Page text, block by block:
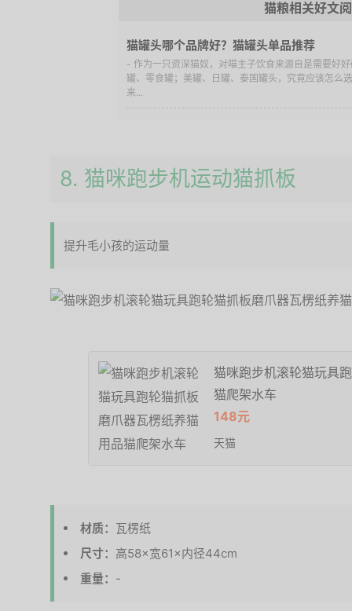
猫粮相关好文
猫罐头哪个品牌好？猫罐头单品推荐
- 作为一只资深猫奴，对喵主子饮食来源自是需要好
罐、零食罐；美罐、日罐、泰国罐头，究竟应该怎么
来...
8. 猫咪跑步机运动猫抓板
提升毛小孩的运动量
猫咪跑步机滚轮猫玩具
猫爬架水车
148元
天猫
材质： 瓦楞纸
尺寸： 高58×宽61×内径44cm
重量： -